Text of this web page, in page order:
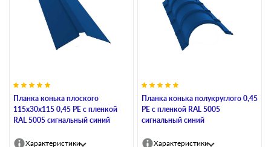
Планка конька плоского
115х30х115 0,45 PE с пленкой
RAL 5005 сигнальный синий
Характеристики
Планка конька полукруглого 0,45
PE с пленкой RAL 5005
сигнальный синий
Характеристики